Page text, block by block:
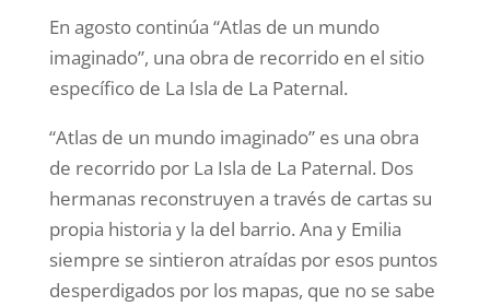
En agosto continúa “Atlas de un mundo
imaginado”, una obra de recorrido en el sitio
específico de La Isla de La Paternal.
“Atlas de un mundo imaginado” es una obra
de recorrido por La Isla de La Paternal. Dos
hermanas reconstruyen a través de cartas su
propia historia y la del barrio. Ana y Emilia
siempre se sintieron atraídas por esos puntos
desperdigados por los mapas, que no se sabe